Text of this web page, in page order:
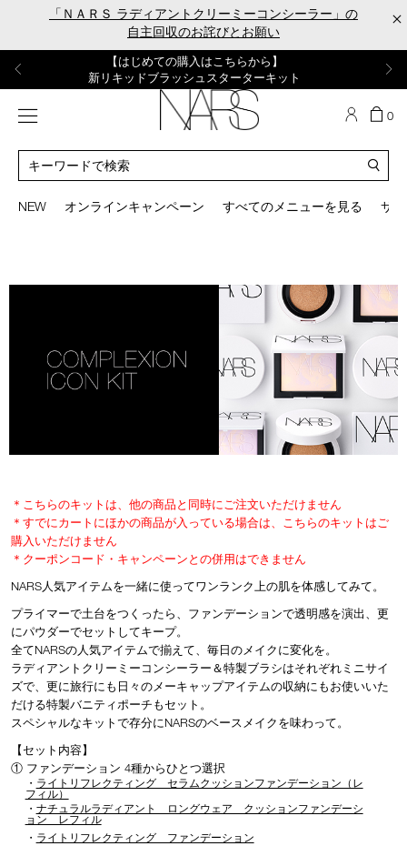
×
「ＮＡＲＳ ラディアントクリーミーコンシーラー」の
自主回収のお詫びとお願い
【ミニパフプレゼント】
新リキッドブラッシュご購入でプレゼント
【はじめての購入はこちらから】
新リキッドブラッシュスターターキット
【サンプル＆ヘアピン付】
オイルクレンジングキット
【ギフトショッパープレゼント】
カラーアイテムをあの人へのプレゼントに
【ポーチ＆ブラッシュプレゼント】
ORGASM CAMPAIGN
メニュー
NEW オンラインキャンペーン すべてのメニューを見る サ
カ
ト
商
数
0
ロ
グ
検
can
(or
given
as
you
type
or
submit
form
to
search
for
the
keyword
you
have
entered.
＊こちらのキットは、他の商品と同時にご注文いただけません
＊すでにカートにほかの商品が入っている場合は、こちらのキットはご
購入いただけません
＊クーポンコード・キャンペーンとの併用はできません
NARS人気アイテムを一緒に使ってワンランク上の肌を体感してみて。
プライマーで土台をつくったら、ファンデーションで透明感を演出、更
にパウダーでセットしてキープ。
全てNARSの人気アイテムで揃えて、毎日のメイクに変化を。
ラディアントクリーミーコンシーラー＆特製ブラシはそれぞれミニサイ
ズで、更に旅行にも日々のメーキャップアイテムの収納にもお使いいた
だける特製バニティポーチもセット。
スペシャルなキットで存分にNARSのベースメイクを味わって。
【セット内容】
① ファンデーション 4種からひとつ選択
・ ライトリフレクティング セラムクッションファンデーション（レ
フィル）
・ ナチュラルラディアント ロングウェア クッションファンデーシ
ョン レフィル
・ ライトリフレクティング ファンデーション